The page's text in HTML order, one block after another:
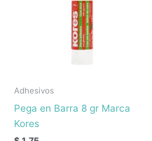
Adhesivos
Pega en Barra 8 gr Marca
Kores